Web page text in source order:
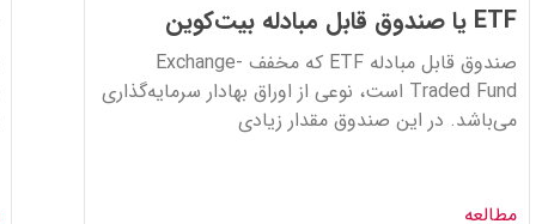
ETF یا صندوق قابل مبادله بیت‌کوین
صندوق قابل مبادله ETF که مخفف Exchange-
Traded Fund است، نوعی از اوراق بهادار سرمایه‌گذاری
می‌باشد. در این صندوق مقدار زیادی
مطالعه